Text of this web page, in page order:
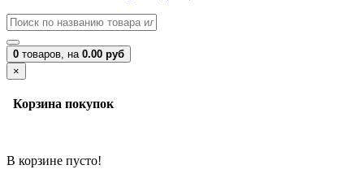
0 товаров, на 0.00 руб
×
Корзина покупок
В корзине пусто!